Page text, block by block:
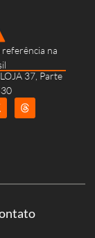
na
37, Parte